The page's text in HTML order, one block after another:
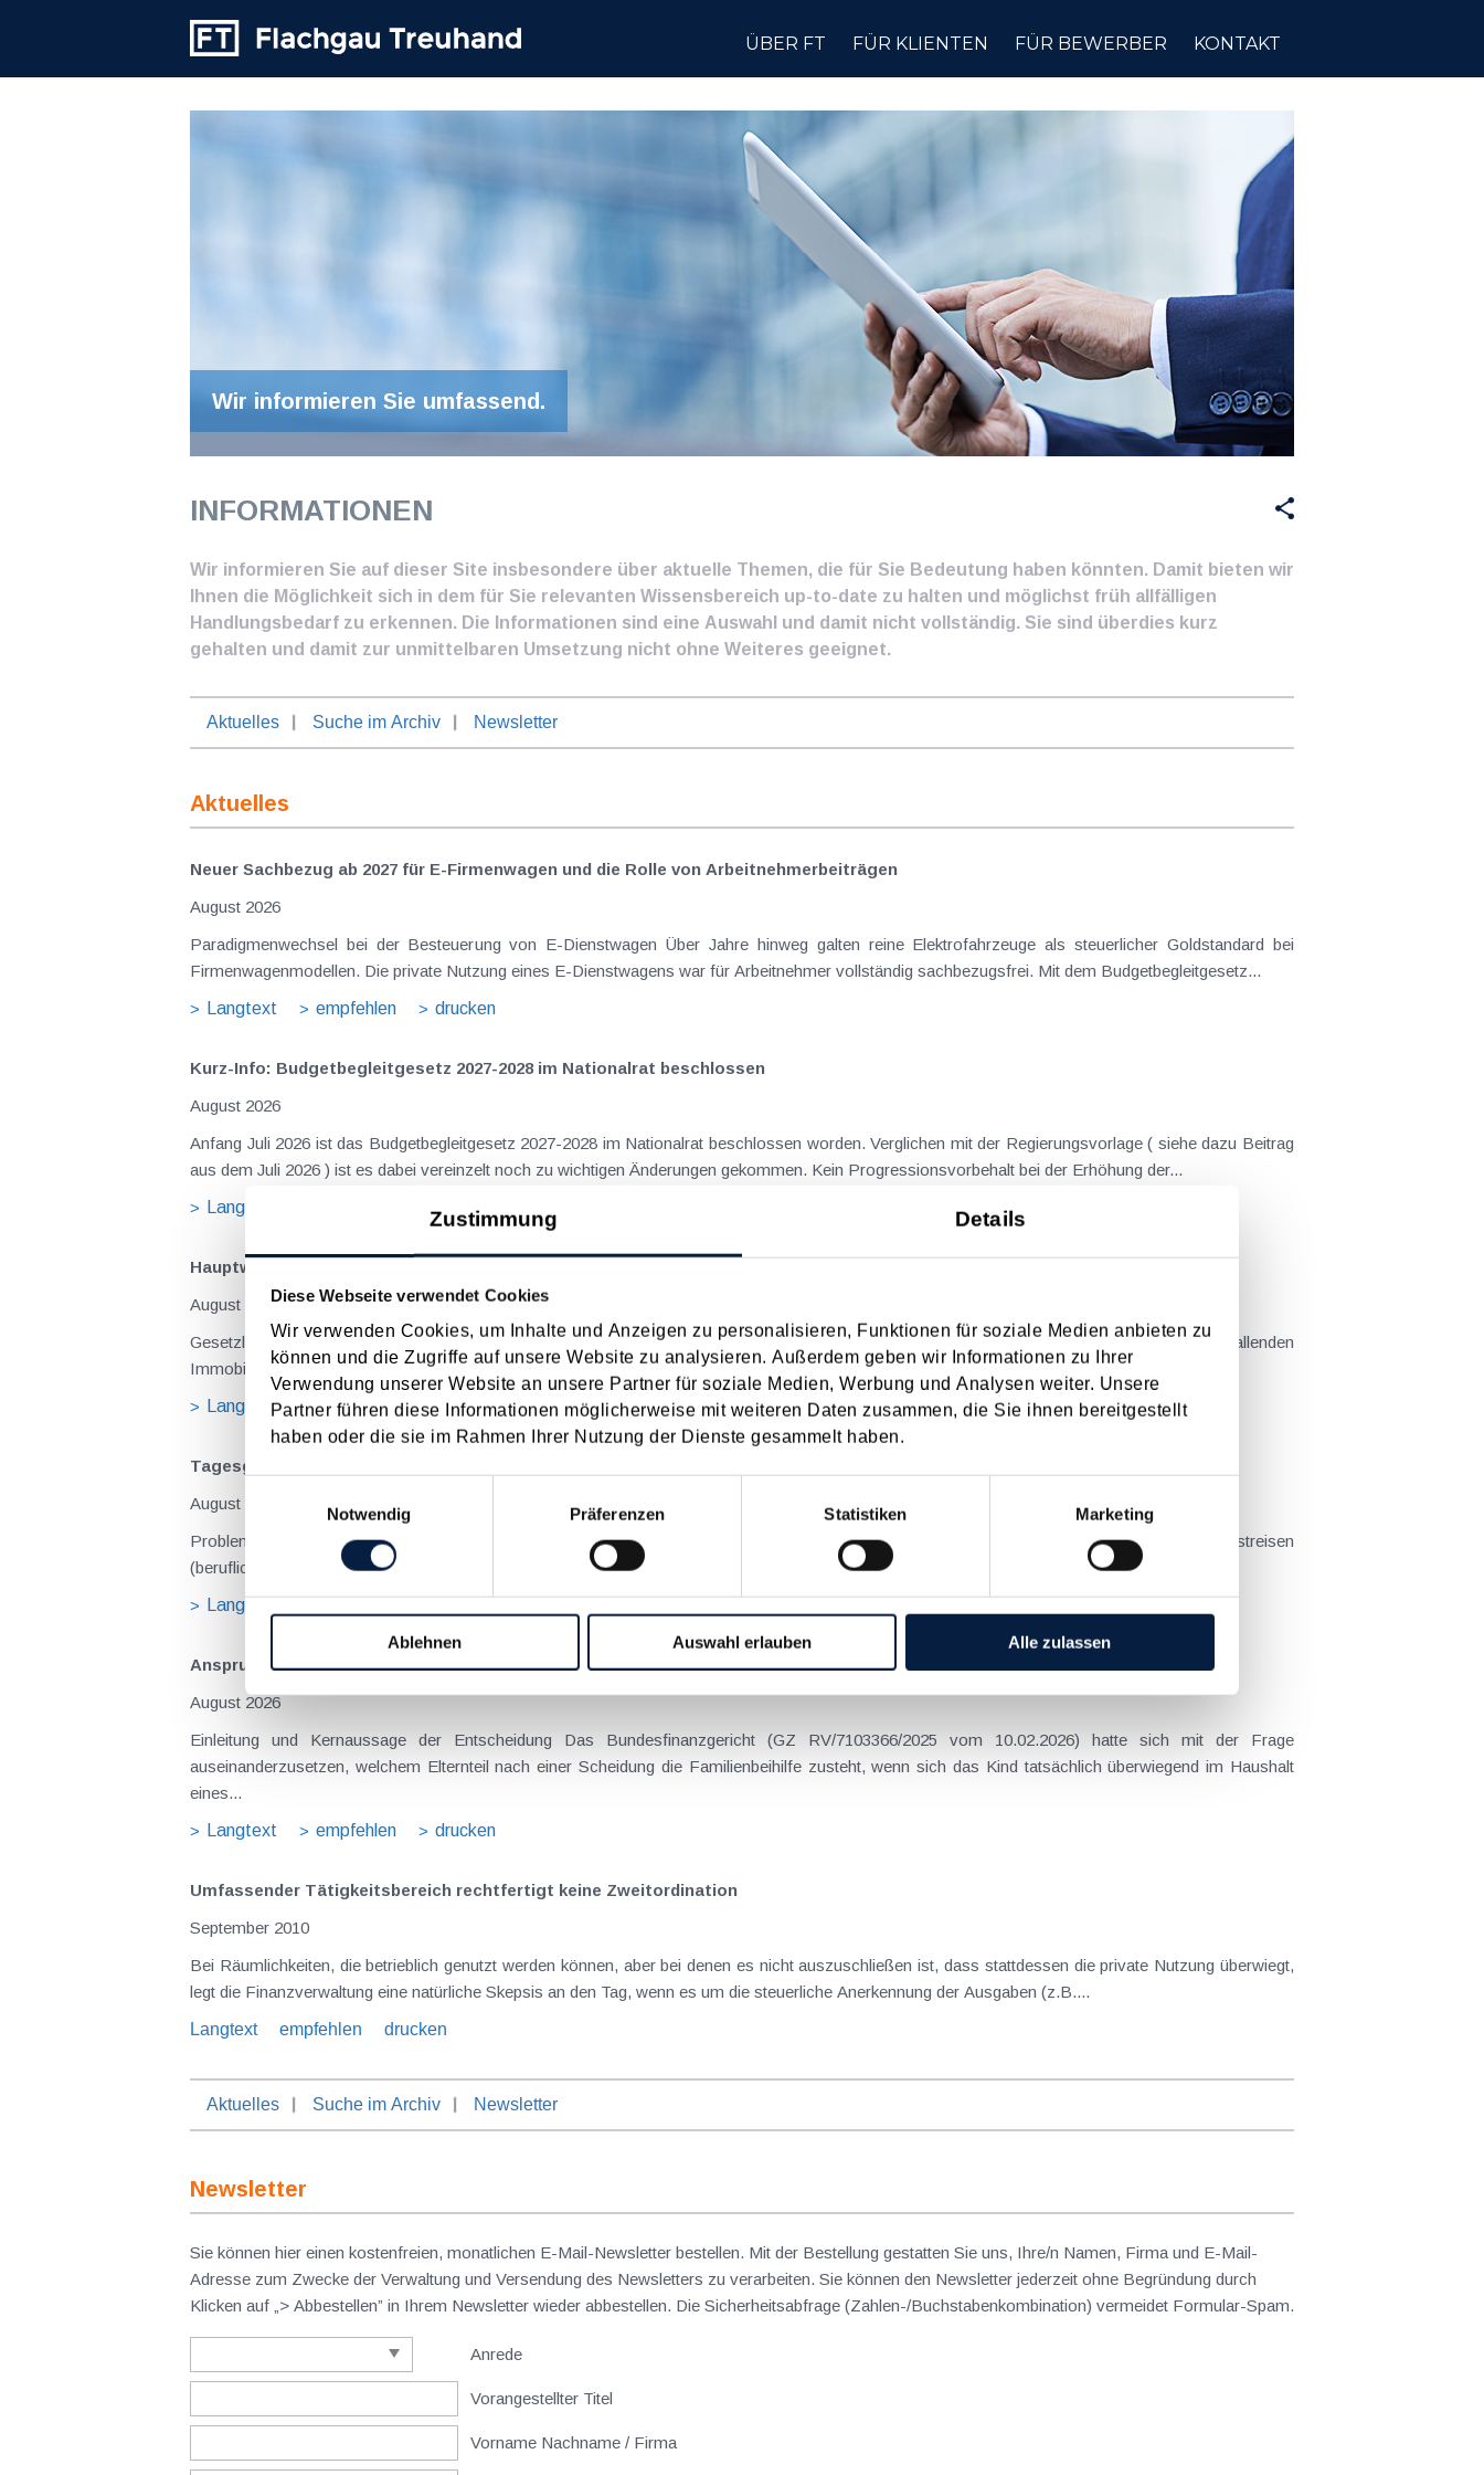
Zustimmung Details
Diese Webseite verwendet Cookies
Wir verwenden Cookies, um Inhalte und Anzeigen zu personalisieren, Funktionen für soziale Medien anbieten zu
können und die Zugriffe auf unsere Website zu analysieren. Außerdem geben wir Informationen zu Ihrer
Verwendung unserer Website an unsere Partner für soziale Medien, Werbung und Analysen weiter. Unsere
Partner führen diese Informationen möglicherweise mit weiteren Daten zusammen, die Sie ihnen bereitgestellt
haben oder die sie im Rahmen Ihrer Nutzung der Dienste gesammelt haben.
Notwendig
Präferenzen Statistiken Marketing
Ablehnen Auswahl erlauben Alle zulassen
ÜBER FT FÜR KLIENTEN FÜR BEWERBER KONTAKT
Wir informieren Sie umfassend.
INFORMATIONEN
Wir informieren Sie auf dieser Site insbesondere über aktuelle Themen, die für Sie Bedeutung haben könnten. Damit bieten wir
Ihnen die Möglichkeit sich in dem für Sie relevanten Wissensbereich up-to-date zu halten und möglichst früh allfälligen
Handlungsbedarf zu erkennen. Die Informationen sind eine Auswahl und damit nicht vollständig. Sie sind überdies kurz
gehalten und damit zur unmittelbaren Umsetzung nicht ohne Weiteres geeignet.
Aktuelles Suche im Archiv Newsletter
Aktuelles
Neuer Sachbezug ab 2027 für E-Firmenwagen und die Rolle von Arbeitnehmer​­beiträgen
August 2026
Paradigmenwechsel bei der Besteuerung von E-Dienstwagen Über Jahre hinweg galten reine Elektrofahrzeuge als steuerlicher Goldstandard bei
Firmenwagenmodellen. Die private Nutzung eines E-Dienstwagens war für Arbeitnehmer vollständig sachbezugsfrei. Mit dem Budgetbegleitgesetz...
Langtext
empfehlen drucken
Kurz-Info: Budgetbegleitgesetz 2027-2028 im Nationalrat beschlossen
August 2026
Anfang Juli 2026 ist das Budgetbegleitgesetz 2027-2028 im Nationalrat beschlossen worden. Verglichen mit der Regierungsvorlage ( siehe dazu Beitrag
aus dem Juli 2026 ) ist es dabei vereinzelt noch zu wichtigen Änderungen gekommen. Kein Progressionsvorbehalt bei der Erhöhung der...
Langtext
drucken
Hauptwohnsitz​­befreiung – Verfügungsgewalt muss laut BFG in zeitlichem Zusammenhang mit dem Kaufvertrag stehen
August 2026
Gesetzliche Grundlagen der Hauptwohnsitzbefreiung Eine Ausnahme von der bei privaten Grundstücksveräußerungen regelmäßig anfallenden
Immobilienertragsteuer (ImmoESt) liegt dann vor, wenn die Voraussetzungen für die Hauptwohnsitzbefreiung erfüllt sind....
Langtext
empfehlen drucken
Tagesgelder auch bei eintägiger Reise ohne Nächtigung
August 2026
Problemstellung und rechtlicher Hintergrund Tagesgelder sollen Verpflegungsmehraufwendungen ausgleichen, welche im Zuge von Dienstreisen
(beruflich bedingten Reisen) durch die Unkenntnis über die lokale Gastronomie resultieren – typischerweise stellt sich das Problem in der...
Langtext
Anspruch auf Familienbeihilfe bei geschiedenen Eltern
August 2026
Einleitung und Kernaussage der Entscheidung Das Bundesfinanzgericht (GZ RV/7103366/2025 vom 10.02.2026) hatte sich mit der Frage
auseinanderzusetzen, welchem Elternteil nach einer Scheidung die Familienbeihilfe zusteht, wenn sich das Kind tatsächlich überwiegend im Haushalt
eines...
Langtext
empfehlen drucken
Umfassender Tätigkeitsbereich rechtfertigt keine Zweitordination
September 2010
Bei Räumlichkeiten, die betrieblich genutzt werden können, aber bei denen es nicht auszuschließen ist, dass stattdessen die private Nutzung überwiegt,
legt die Finanzverwaltung eine natürliche Skepsis an den Tag, wenn es um die steuerliche Anerkennung der Ausgaben (z.B....
Langtext
empfehlen drucken
Aktuelles Suche im Archiv Newsletter
Newsletter
Sie können hier einen kostenfreien, monatlichen E-Mail-Newsletter bestellen. Mit der Bestellung gestatten Sie uns, Ihre/n Namen, Firma und E-Mail-
Adresse zum Zwecke der Verwaltung und Versendung des Newsletters zu verarbeiten. Sie können den Newsletter jederzeit ohne Begründung durch
Klicken auf „> Abbestellen” in Ihrem Newsletter wieder abbestellen. Die Sicherheitsabfrage (Zahlen-/Buchstabenkombination) vermeidet Formular-Spam.
Anrede
Vorangestellter Titel
Vorname Nachname / Firma